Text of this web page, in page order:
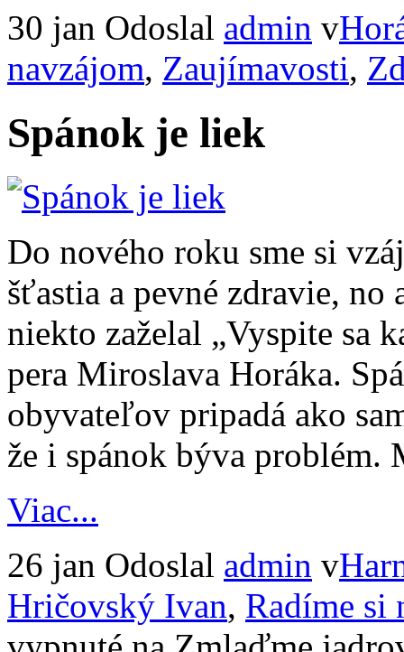
30 jan Odoslal admin v
navzájom, Zaujímavosti,
Spánok je liek
Do nového roku sme si
šťastia a pevné zdravie, no
niekto zaželal „Vyspite sa
pera Miroslava Horáka.
obyvateľov pripadá ako
že i spánok býva
Viac...
26 jan Odoslal admin v
Hričovský Ivan, Radíme si